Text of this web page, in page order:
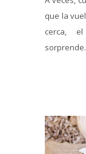
que la
cerca,